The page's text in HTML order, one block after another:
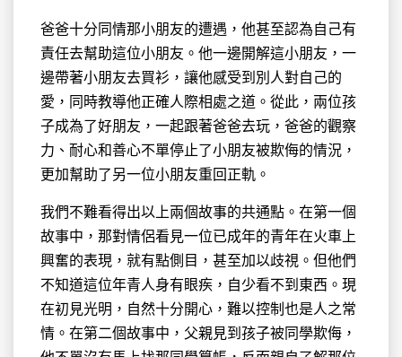
爸爸十分同情那小朋友的遭遇，他甚至認為自己有
責任去幫助這位小朋友。他一邊開解這小朋友，一
邊帶著小朋友去買衫，讓他感受到別人對自己的
愛，同時教導他正確人際相處之道。從此，兩位孩
子成為了好朋友，一起跟著爸爸去玩，爸爸的觀察
力、耐心和善心不單停止了小朋友被欺侮的情況，
更加幫助了另一位小朋友重回正軌。
我們不難看得出以上兩個故事的共通點。在第一個
故事中，那對情侶看見一位已成年的青年在火車上
興奮的表現，就有點側目，甚至加以歧視。但他們
不知道這位年青人身有眼疾，自少看不到東西。現
在初見光明，自然十分開心，難以控制也是人之常
情。在第二個故事中，父親見到孩子被同學欺侮，